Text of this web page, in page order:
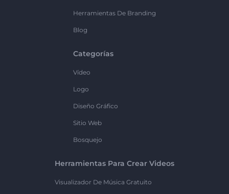
Herramientas De Branding
Blog
Categorías
Vídeo
Logo
Diseño Gráfico
Sitio Web
Bosquejo
Herramientas Para Crear Videos
Visualizador De Música Gratuito